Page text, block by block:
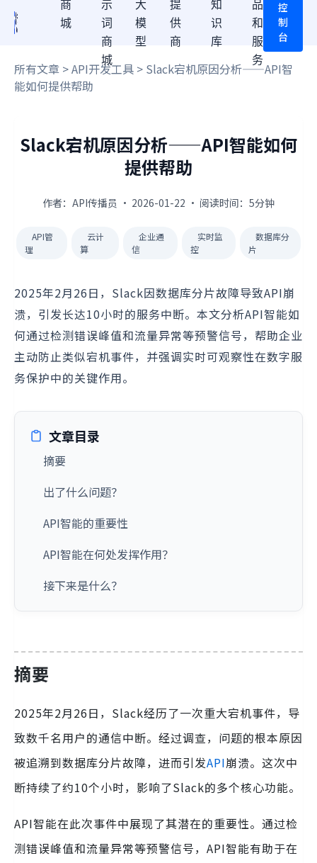
商
城
示
词
商
城
大
模
型
提
供
商
知
识
库
品
和
服
务
控
制
台
所有文章 >API开发工具 > Slack宕机原因分析——API智
能如何提供帮助
Slack宕机原因分析——API智能如何
提供帮助
作者：API传播员 · 2026-01-22 · 阅读时间：5分钟
API管
理
云计
算
企业通
信
实时监
控
数据库分
片
2025年2月26日，Slack因数据库分片故障导致API崩
溃，引发长达10小时的服务中断。本文分析API智能如
何通过检测错误峰值和流量异常等预警信号，帮助企业
主动防止类似宕机事件，并强调实时可观察性在数字服
务保护中的关键作用。
文章目录
摘要
出了什么问题？
API智能的重要性
API智能在何处发挥作用？
接下来是什么？
摘要
2025年2月26日，Slack经历了一次重大宕机事件，导
致数千名用户的通信中断。经过调查，问题的根本原因
被追溯到数据库分片故障，进而引发API崩溃。这次中
断持续了约10个小时，影响了Slack的多个核心功能。
API智能在此次事件中展现了其潜在的重要性。通过检
测错误峰值和流量异常等预警信号，API智能有助于在